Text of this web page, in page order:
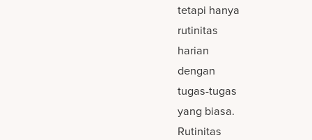
tetapi hanya
rutinitas
harian
dengan
tugas-tugas
yang biasa.
Rutinitas